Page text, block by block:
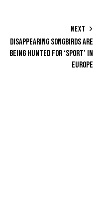
NEXT
DISAPPEARING SONGBIRDS ARE
BEING HUNTED FOR ‘SPORT’ IN
EUROPE